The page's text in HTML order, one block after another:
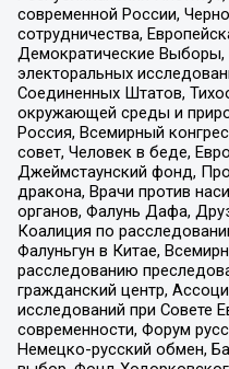
современной России,
сотрудничества,
Демократические
электоральных
Соединенных Штатов,
окружающей среды и
Россия, Всемирный
совет, Человек в беде,
Джеймстаунский фонд,
дракона, Врачи против
органов, Фалунь Дафа,
Коалиция по
Фалуньгун в Китае,
расследованию
гражданский центр,
исследований при Совете
современности, Форум
Немецко-русский обмен,